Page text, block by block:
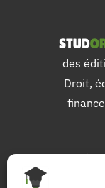
des
Droit,